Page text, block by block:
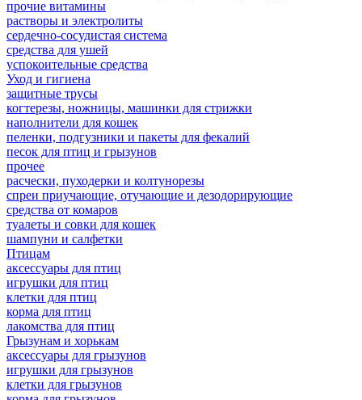
прочие витамины
растворы и электролиты
сердечно-сосудистая система
средства для ушей
успокоительные средства
Уход и гигиена
защитные трусы
когтерезы, ножницы, машинки для стрижки
наполнители для кошек
пеленки, подгузники и пакеты для фекалий
песок для птиц и грызунов
прочее
расчески, пуходерки и колтунорезы
спреи приучающие, отучающие и дезодорирующие
средства от комаров
туалеты и совки для кошек
шампуни и салфетки
Птицам
аксессуары для птиц
игрушки для птиц
клетки для птиц
корма для птиц
лакомства для птиц
Грызунам и хорькам
аксессуары для грызунов
игрушки для грызунов
клетки для грызунов